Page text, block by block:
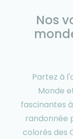
Nos
Partez à
Monde
fascinantes
randonnée
colorés des